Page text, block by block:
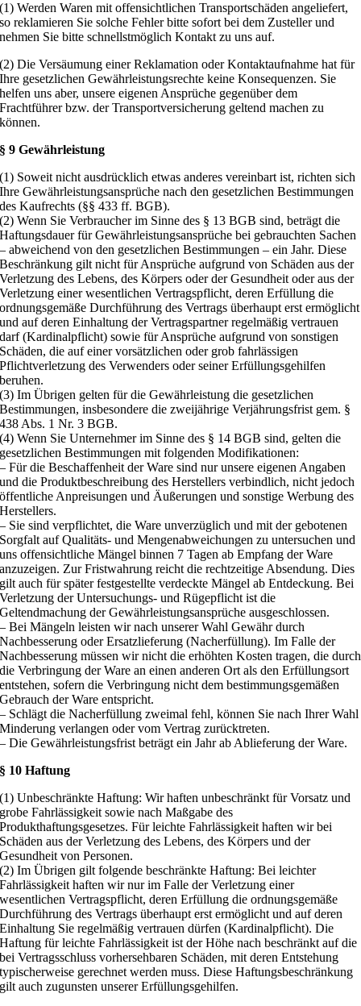
(1) Werden Waren mit offensichtlichen Transportschäden angeliefert,
so reklamieren Sie solche Fehler bitte sofort bei dem Zusteller und
nehmen Sie bitte schnellstmöglich Kontakt zu uns auf.
(2) Die Versäumung einer Reklamation oder Kontaktaufnahme hat für
Ihre gesetzlichen Gewährleistungsrechte keine Konsequenzen. Sie
helfen uns aber, unsere eigenen Ansprüche gegenüber dem
Frachtführer bzw. der Transportversicherung geltend machen zu
können.
§ 9 Gewährleistung
(1) Soweit nicht ausdrücklich etwas anderes vereinbart ist, richten sich
Ihre Gewährleistungsansprüche nach den gesetzlichen Bestimmungen
des Kaufrechts (§§ 433 ff. BGB).
(2) Wenn Sie Verbraucher im Sinne des § 13 BGB sind, beträgt die
Haftungsdauer für Gewährleistungsansprüche bei gebrauchten Sachen
– abweichend von den gesetzlichen Bestimmungen – ein Jahr. Diese
Beschränkung gilt nicht für Ansprüche aufgrund von Schäden aus der
Verletzung des Lebens, des Körpers oder der Gesundheit oder aus der
Verletzung einer wesentlichen Vertragspflicht, deren Erfüllung die
ordnungsgemäße Durchführung des Vertrags überhaupt erst ermöglicht
und auf deren Einhaltung der Vertragspartner regelmäßig vertrauen
darf (Kardinalpflicht) sowie für Ansprüche aufgrund von sonstigen
Schäden, die auf einer vorsätzlichen oder grob fahrlässigen
Pflichtverletzung des Verwenders oder seiner Erfüllungsgehilfen
beruhen.
(3) Im Übrigen gelten für die Gewährleistung die gesetzlichen
Bestimmungen, insbesondere die zweijährige Verjährungsfrist gem. §
438 Abs. 1 Nr. 3 BGB.
(4) Wenn Sie Unternehmer im Sinne des § 14 BGB sind, gelten die
gesetzlichen Bestimmungen mit folgenden Modifikationen:
– Für die Beschaffenheit der Ware sind nur unsere eigenen Angaben
und die Produktbeschreibung des Herstellers verbindlich, nicht jedoch
öffentliche Anpreisungen und Äußerungen und sonstige Werbung des
Herstellers.
– Sie sind verpflichtet, die Ware unverzüglich und mit der gebotenen
Sorgfalt auf Qualitäts- und Mengenabweichungen zu untersuchen und
uns offensichtliche Mängel binnen 7 Tagen ab Empfang der Ware
anzuzeigen. Zur Fristwahrung reicht die rechtzeitige Absendung. Dies
gilt auch für später festgestellte verdeckte Mängel ab Entdeckung. Bei
Verletzung der Untersuchungs- und Rügepflicht ist die
Geltendmachung der Gewährleistungsansprüche ausgeschlossen.
– Bei Mängeln leisten wir nach unserer Wahl Gewähr durch
Nachbesserung oder Ersatzlieferung (Nacherfüllung). Im Falle der
Nachbesserung müssen wir nicht die erhöhten Kosten tragen, die durch
die Verbringung der Ware an einen anderen Ort als den Erfüllungsort
entstehen, sofern die Verbringung nicht dem bestimmungsgemäßen
Gebrauch der Ware entspricht.
– Schlägt die Nacherfüllung zweimal fehl, können Sie nach Ihrer Wahl
Minderung verlangen oder vom Vertrag zurücktreten.
– Die Gewährleistungsfrist beträgt ein Jahr ab Ablieferung der Ware.
§ 10 Haftung
(1) Unbeschränkte Haftung: Wir haften unbeschränkt für Vorsatz und
grobe Fahrlässigkeit sowie nach Maßgabe des
Produkthaftungsgesetzes. Für leichte Fahrlässigkeit haften wir bei
Schäden aus der Verletzung des Lebens, des Körpers und der
Gesundheit von Personen.
(2) Im Übrigen gilt folgende beschränkte Haftung: Bei leichter
Fahrlässigkeit haften wir nur im Falle der Verletzung einer
wesentlichen Vertragspflicht, deren Erfüllung die ordnungsgemäße
Durchführung des Vertrags überhaupt erst ermöglicht und auf deren
Einhaltung Sie regelmäßig vertrauen dürfen (Kardinalpflicht). Die
Haftung für leichte Fahrlässigkeit ist der Höhe nach beschränkt auf die
bei Vertragsschluss vorhersehbaren Schäden, mit deren Entstehung
typischerweise gerechnet werden muss. Diese Haftungsbeschränkung
gilt auch zugunsten unserer Erfüllungsgehilfen.